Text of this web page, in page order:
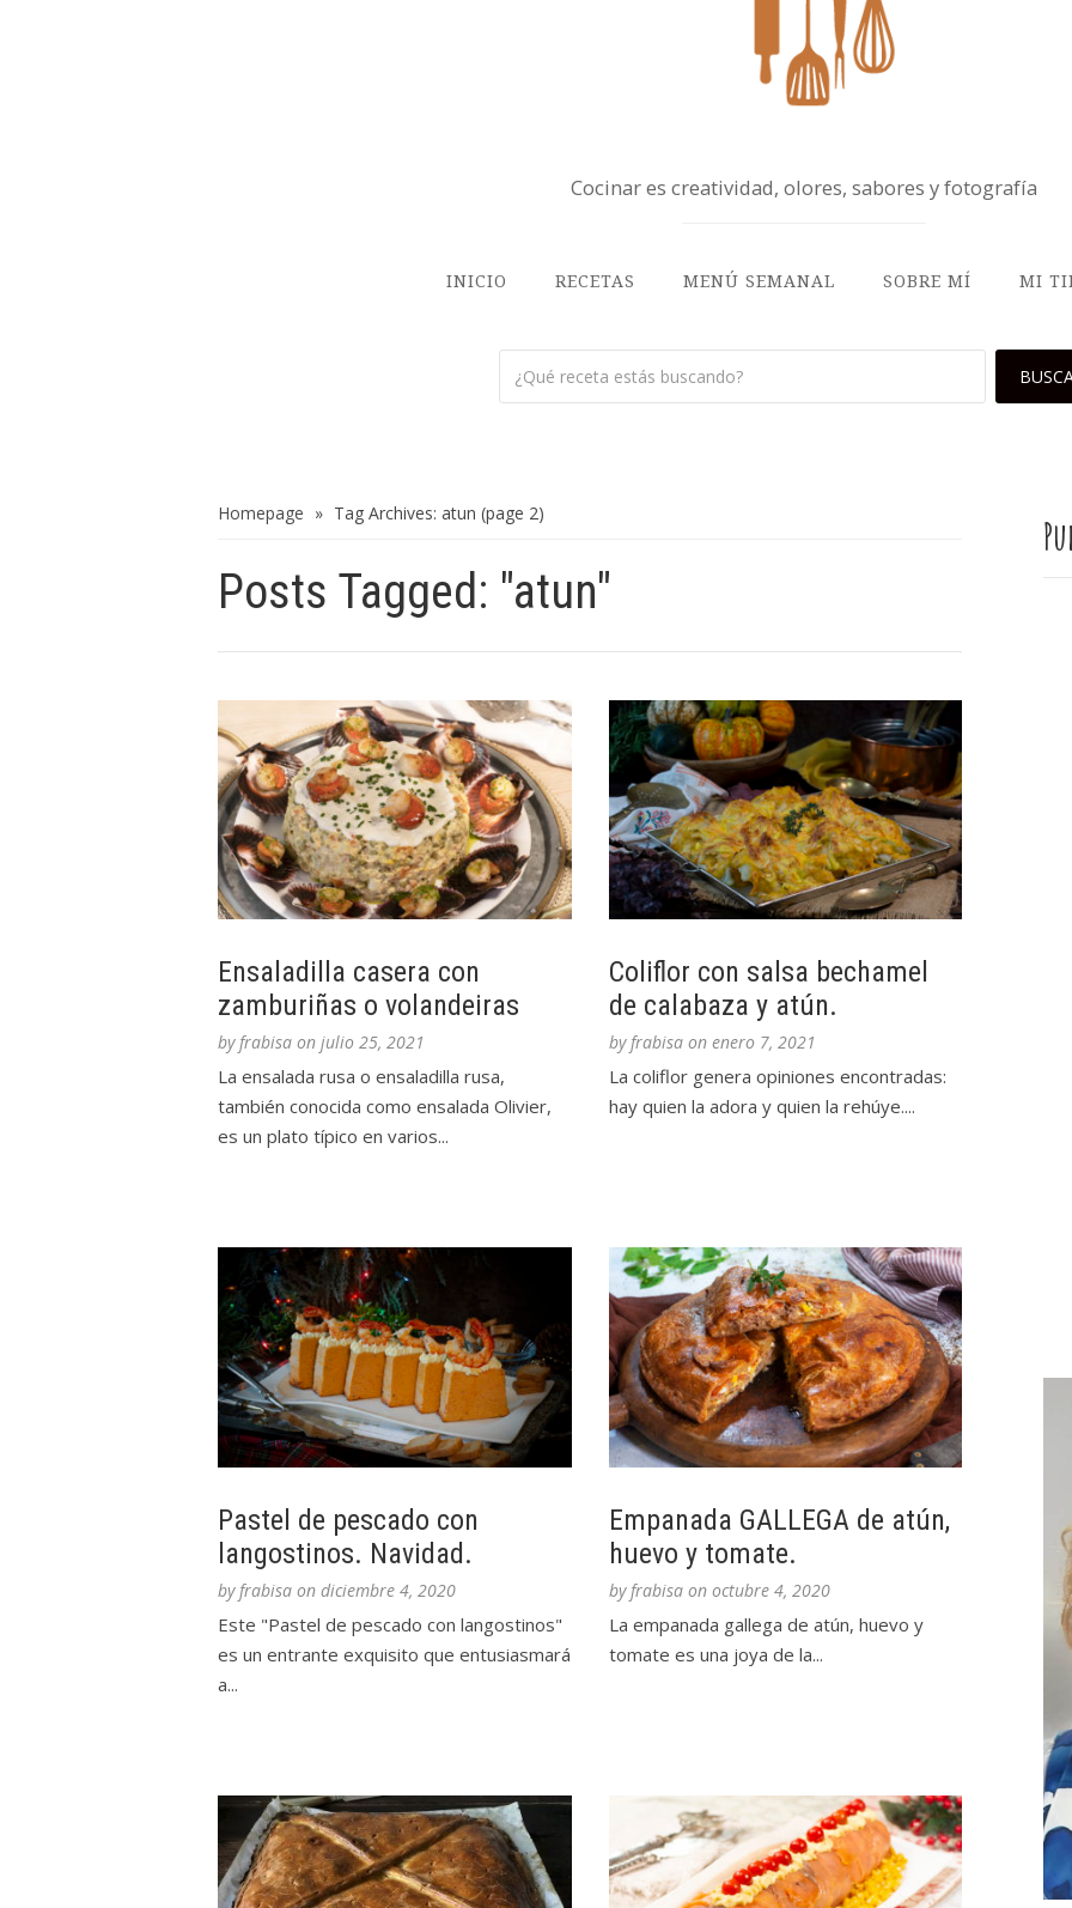
Cocinar es creatividad, olores, sabores y fotografía
INICIO RECETAS MENÚ SEMANAL SOBRE MÍ MI
Homepage » Tag Archives: atun (page 2)
Posts Tagged: "atun"
Ensaladilla casera con
zamburiñas o volandeiras
byfrabisa on julio 25, 2021
La ensalada rusa o ensaladilla rusa,
también conocida como ensalada Olivier,
es un plato típico en varios...
Coliflor con salsa bechamel
de calabaza y atún.
byfrabisa on enero 7, 2021
La coliflor genera opiniones encontradas:
hay quien la adora y quien la rehúye....
Pastel de pescado con
langostinos. Navidad.
byfrabisa on diciembre 4, 2020
Este "Pastel de pescado con langostinos"
es un entrante exquisito que entusiasmará
a...
Empanada GALLEGA de atún,
huevo y tomate.
byfrabisa on octubre 4, 2020
La empanada gallega de atún, huevo y
tomate es una joya de la...